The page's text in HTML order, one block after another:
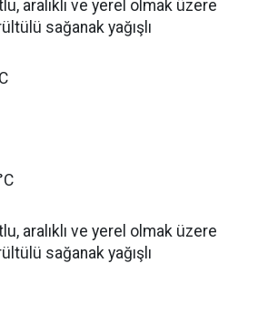
aralıklı ve yerel olmak üzere
sağanak yağışlı
aralıklı ve yerel olmak üzere
sağanak yağışlı